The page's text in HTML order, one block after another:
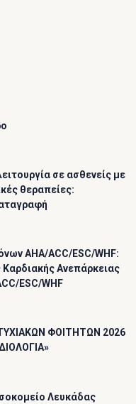
σε ασθενείς με
θεραπείες:
AHA/ACC/ESC/WHF:
Ανεπάρκειας
ESC/WHF
ΦΟΙΤΗΤΩΝ 2026
Λευκάδας